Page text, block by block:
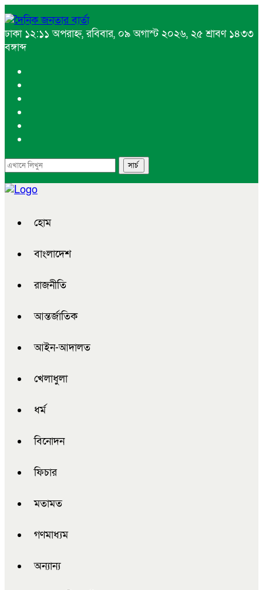
ঢাকা ১২:১১ অপরাহ্ন, রবিবার, ০৯ অগাস্ট ২০২৬, ২৫ শ্রাবণ ১৪৩৩
বঙ্গাব্দ
হোম
বাংলাদেশ
রাজনীতি
আন্তর্জাতিক
আইন-আদালত
খেলাধুলা
ধর্ম
বিনোদন
ফিচার
মতামত
গণমাধ্যম
অন্যান্য